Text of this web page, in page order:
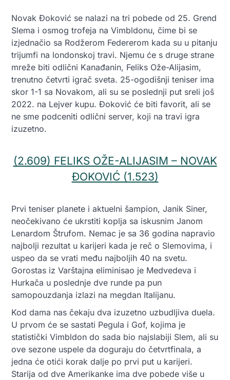
Novak Đoković se nalazi na tri pobede od 25. Grend
Slema i osmog trofeja na Vimbldonu, čime bi se
izjednačio sa Rodžerom Federerom kada su u pitanju
trijumfi na londonskoj travi. Njemu će s druge strane
mreže biti odlični Kanađanin, Feliks Ože-Alijasim,
trenutno četvrti igrač sveta. 25-ogodišnji teniser ima
skor 1-1 sa Novakom, ali su se poslednji put sreli još
2022. na Lejver kupu. Đoković će biti favorit, ali se
ne sme podceniti odlični server, koji na travi igra
izuzetno.
(2.609) FELIKS OŽE-ALIJASIM – NOVAK
ĐOKOVIĆ (1.523)
Prvi teniser planete i aktuelni šampion, Janik Siner,
neočekivano će ukrstiti koplja sa iskusnim Janom
Lenardom Štrufom. Nemac je sa 36 godina napravio
najbolji rezultat u karijeri kada je reč o Slemovima, i
uspeo da se vrati među najboljih 40 na svetu.
Gorostas iz Varštajna eliminisao je Medvedeva i
Hurkača u poslednje dve runde pa pun
samopouzdanja izlazi na megdan Italijanu.
Kod dama nas čekaju dva izuzetno uzbudljiva duela.
U prvom će se sastati Pegula i Gof, kojima je
statistički Vimbldon do sada bio najslabiji Slem, ali su
ove sezone uspele da doguraju do četvrtfinala, a
jedna će otići korak dalje po prvi put u karijeri.
Starija od dve Amerikanke ima dve pobede više u